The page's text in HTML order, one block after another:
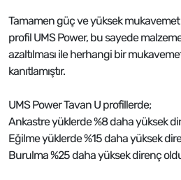
Tamamen güç ve yüksek
profil UMS Power, bu sayede malzeme
azaltılması ile herhangi bir
kanıtlamıştır.
UMS Power Tavan U profillerde;
Ankastre yüklerde %8 daha yüksek
Eğilme yüklerde %15 daha yüksek
Burulma %25 daha yüksek direnç